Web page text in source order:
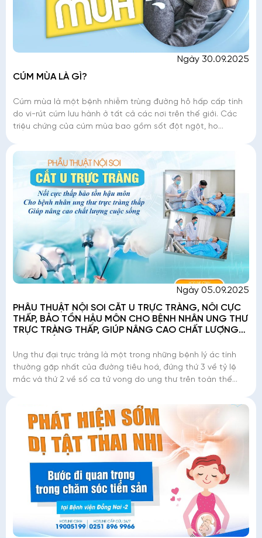
Ngày 30.09.2025
CÚM MÙA LÀ GÌ?
Cúm mùa là một bệnh nhiễm trùng đường hô hấp cấp tính
do vi-rút cúm lưu hành ở tất cả các nơi trên thế giới. Các
triệu chứng của cúm mùa bao gồm sốt đột ngột, ho
Ngày 05.09.2025
PHẪU THUẬT NỘI SOI CẮT U TRỰC TRÀNG, NỐI CỰC
THẤP, BẢO TỒN HẬU MÔN CHO BỆNH NHÂN UNG THƯ
TRỰC TRÀNG THẤP, GIÚP NÂNG CAO CHẤT LƯỢNG
Ung thư đại trực tràng là một trong những bệnh lý ác tính
thường gặp nhất của đường tiêu hoá, đứng thứ 3 về tỷ lệ
mắc và thứ 2 về số ca tử vong do ung thư trên toàn thế